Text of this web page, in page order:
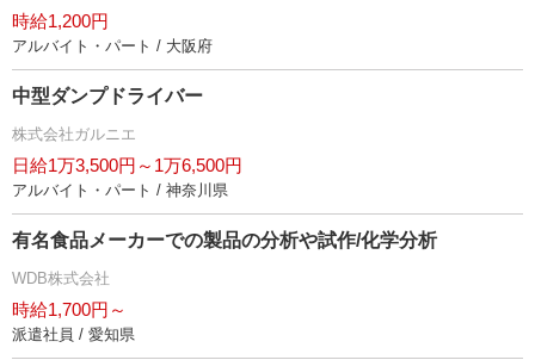
時給1,200円
アルバイト・パート / 大阪府
中型ダンプドライバー
株式会社ガルニエ
日給1万3,500円～1万6,500円
アルバイト・パート / 神奈川県
有名食品メーカーでの製品の分析や試作/化学分析
WDB株式会社
時給1,700円～
派遣社員 / 愛知県